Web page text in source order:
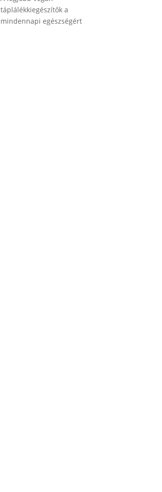
táplálékkiegészítők a
mindennapi egészségért